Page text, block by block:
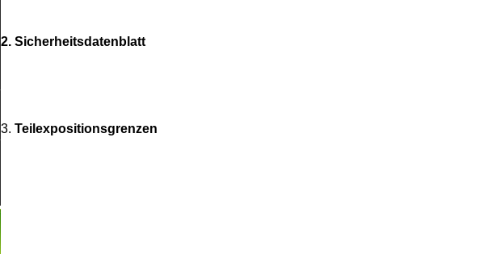
2. Sicherheitsdatenblatt
3. Teilexpositionsgrenzen